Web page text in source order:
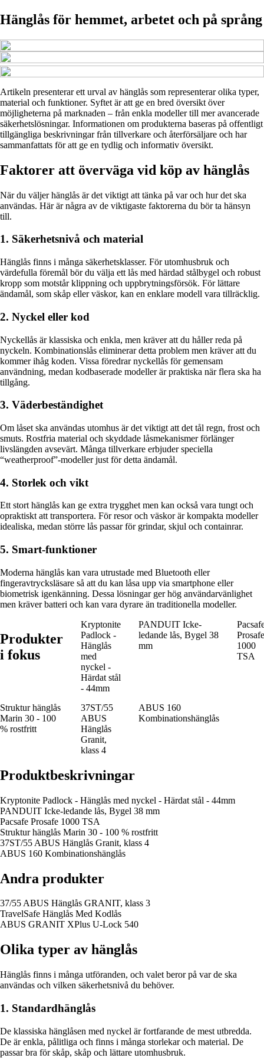
Hänglås för hemmet, arbetet och på språng
Artikeln presenterar ett urval av hänglås som representerar olika typer,
material och funktioner. Syftet är att ge en bred översikt över
möjligheterna på marknaden – från enkla modeller till mer avancerade
säkerhetslösningar. Informationen om produkterna baseras på offentligt
tillgängliga beskrivningar från tillverkare och återförsäljare och har
sammanfattats för att ge en tydlig och informativ översikt.
Faktorer att överväga vid köp av hänglås
När du väljer hänglås är det viktigt att tänka på var och hur det ska
användas. Här är några av de viktigaste faktorerna du bör ta hänsyn
till.
1. Säkerhetsnivå och material
Hänglås finns i många säkerhetsklasser. För utomhusbruk och
värdefulla föremål bör du välja ett lås med härdad stålbygel och robust
kropp som motstår klippning och uppbrytningsförsök. För lättare
ändamål, som skåp eller väskor, kan en enklare modell vara tillräcklig.
2. Nyckel eller kod
Nyckellås är klassiska och enkla, men kräver att du håller reda på
nyckeln. Kombinationslås eliminerar detta problem men kräver att du
kommer ihåg koden. Vissa föredrar nyckellås för gemensam
användning, medan kodbaserade modeller är praktiska när flera ska ha
tillgång.
3. Väderbeständighet
Om låset ska användas utomhus är det viktigt att det tål regn, frost och
smuts. Rostfria material och skyddade låsmekanismer förlänger
livslängden avsevärt. Många tillverkare erbjuder speciella
“weatherproof”-modeller just för detta ändamål.
4. Storlek och vikt
Ett stort hänglås kan ge extra trygghet men kan också vara tungt och
opraktiskt att transportera. För resor och väskor är kompakta modeller
idealiska, medan större lås passar för grindar, skjul och containrar.
5. Smart-funktioner
Moderna hänglås kan vara utrustade med Bluetooth eller
fingeravtrycksläsare så att du kan låsa upp via smartphone eller
biometrisk igenkänning. Dessa lösningar ger hög användarvänlighet
men kräver batteri och kan vara dyrare än traditionella modeller.
Produkter
i fokus
Kryptonite
Padlock -
Hänglås
med
nyckel -
Härdat stål
- 44mm
PANDUIT Icke-
ledande lås, Bygel 38
mm
Prosafe
1000
TSA
Struktur hänglås
Marin 30 - 100
% rostfritt
37ST/55
ABUS
Hänglås
Granit,
klass 4
ABUS 160
Kombinationshänglås
Produktbeskrivningar
Kryptonite Padlock - Hänglås med nyckel - Härdat stål - 44mm
PANDUIT Icke-ledande lås, Bygel 38 mm
Pacsafe Prosafe 1000 TSA
Struktur hänglås Marin 30 - 100 % rostfritt
37ST/55 ABUS Hänglås Granit, klass 4
ABUS 160 Kombinationshänglås
Andra produkter
37/55 ABUS Hänglås GRANIT, klass 3
TravelSafe Hänglås Med Kodlås
ABUS GRANIT XPlus U-Lock 540
Olika typer av hänglås
Hänglås finns i många utföranden, och valet beror på var de ska
användas och vilken säkerhetsnivå du behöver.
1. Standardhänglås
De klassiska hänglåsen med nyckel är fortfarande de mest utbredda.
De är enkla, pålitliga och finns i många storlekar och material. De
passar bra för skåp, skåp och lättare utomhusbruk.